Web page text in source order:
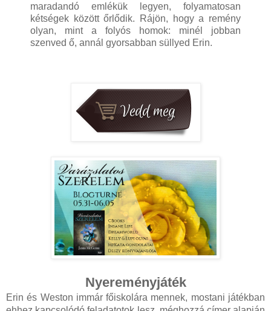
maradandó emlékük legyen, folyamatosan
kétségek között őrlődik. Rájön, hogy a remény
olyan, mint a folyós homok: minél jobban
szenved ő, annál gyorsabban süllyed Erin.
Nyereményjáték
Erin és Weston immár főiskolára mennek, mostani játékban